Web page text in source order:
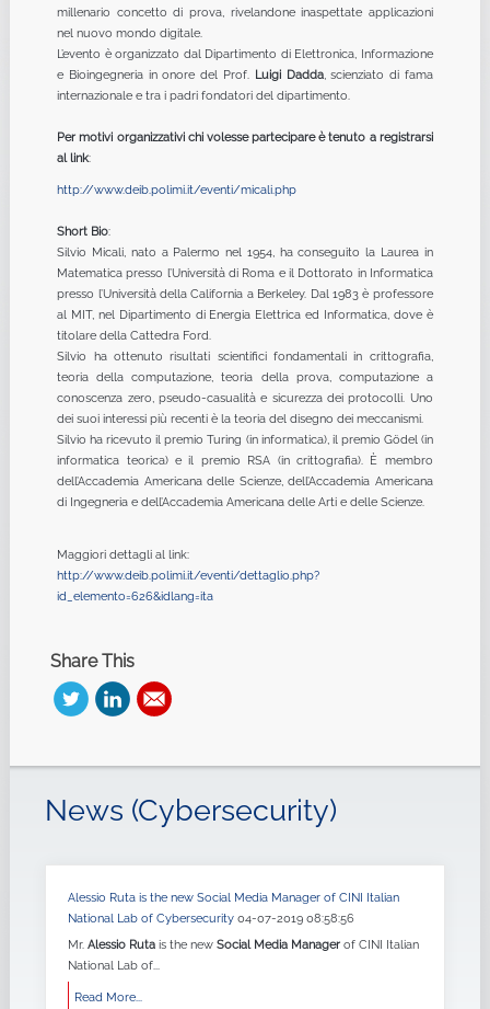
millenario concetto di prova, rivelandone inaspettate applicazioni
nel nuovo mondo digitale.
L’evento è organizzato dal Dipartimento di Elettronica, Informazione
e Bioingegneria in onore del Prof. Luigi Dadda, scienziato di fama
internazionale e tra i padri fondatori del dipartimento.
Per motivi organizzativi chi volesse partecipare è tenuto a registrarsi
al link:
http://www.deib.polimi.it/eventi/micali.php
Short Bio:
Silvio Micali, nato a Palermo nel 1954, ha conseguito la Laurea in
Matematica presso l’Università di Roma e il Dottorato in Informatica
presso l’Università della California a Berkeley. Dal 1983 è professore
al MIT, nel Dipartimento di Energia Elettrica ed Informatica, dove è
titolare della Cattedra Ford.
Silvio ha ottenuto risultati scientifici fondamentali in crittografia,
teoria della computazione, teoria della prova, computazione a
conoscenza zero, pseudo-casualità e sicurezza dei protocolli. Uno
dei suoi interessi più recenti è la teoria del disegno dei meccanismi.
Silvio ha ricevuto il premio Turing (in informatica), il premio Gödel (in
informatica teorica) e il premio RSA (in crittografia). È membro
dell’Accademia Americana delle Scienze, dell’Accademia Americana
di Ingegneria e dell’Accademia Americana delle Arti e delle Scienze.
Maggiori dettagli al link:
http://www.deib.polimi.it/eventi/dettaglio.php?
id_elemento=626&idlang=ita
Share This
News (Cybersecurity)
Alessio Ruta is the new Social Media Manager of CINI Italian
National Lab of Cybersecurity 04-07-2019 08:58:56
Mr. Alessio Rutais the new Social Media Managerof CINI Italian
National Lab of...
Read More...